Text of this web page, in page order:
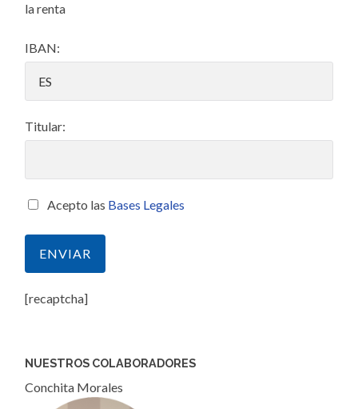
la renta
IBAN:
Titular:
Acepto las Bases Legales
[recaptcha]
NUESTROS COLABORADORES
Conchita Morales